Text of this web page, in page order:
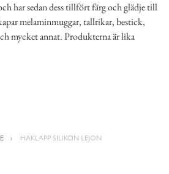
har sedan dess tillfört färg och glädje till
melaminmuggar, tallrikar, bestick,
mycket annat. Produkterna är lika
HAKLAPP SILIKON LEJON